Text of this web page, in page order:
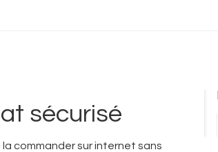
sécurisé
commander sur internet sans